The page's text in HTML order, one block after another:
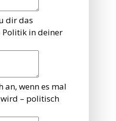
dir das
Politik in deiner
an, wenn es mal
– politisch